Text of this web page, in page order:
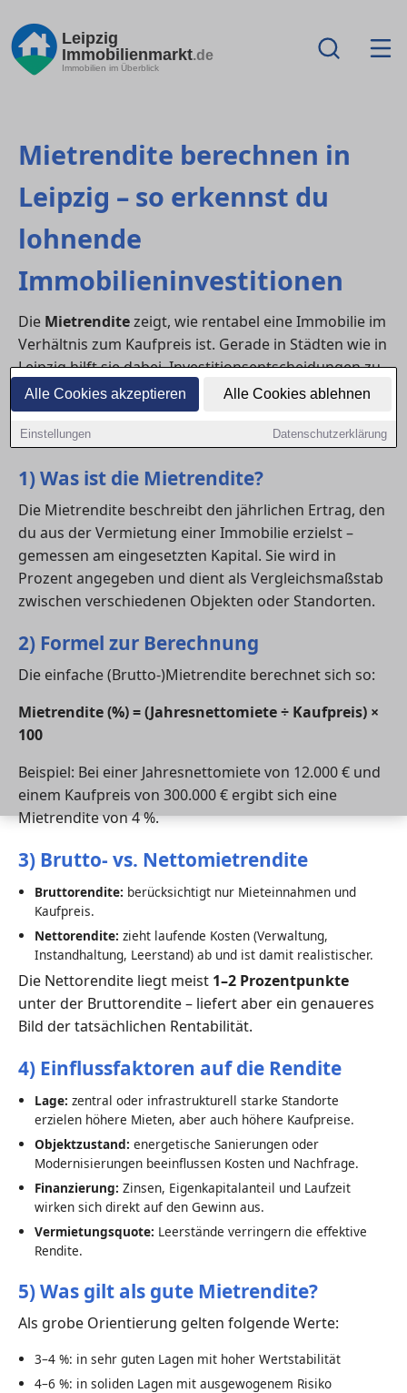
Alle Cookies akzeptieren Alle Cookies ablehnen
Einstellungen Datenschutzerklärung
Leipzig
Immobilienmarkt.de
Immobilien im Überblick
Mietrendite berechnen in
Leipzig – so erkennst du
lohnende
Immobilieninvestitionen
Die Mietrenditezeigt, wie rentabel eine Immobilie im
Verhältnis zum Kaufpreis ist. Gerade in Städten wie in
Leipzig hilft sie dabei, Investitionsentscheidungen zu
treffen und verschiedene Objekte objektiv zu
vergleichen. Hier erfährst du, wie du die Rendite
berechnest und welche Werte als gut gelten.
1) Was ist die Mietrendite?
Die Mietrendite beschreibt den jährlichen Ertrag, den
du aus der Vermietung einer Immobilie erzielst –
gemessen am eingesetzten Kapital. Sie wird in
Prozent angegeben und dient als Vergleichsmaßstab
zwischen verschiedenen Objekten oder Standorten.
2) Formel zur Berechnung
Die einfache (Brutto-)Mietrendite berechnet sich so:
Mietrendite (%) = (Jahresnettomiete ÷ Kaufpreis) ×
100
Beispiel: Bei einer Jahresnettomiete von 12.000 € und
einem Kaufpreis von 300.000 € ergibt sich eine
Mietrendite von 4 %.
3) Brutto- vs. Nettomietrendite
Bruttorendite: berücksichtigt nur Mieteinnahmen und
Kaufpreis.
Nettorendite: zieht laufende Kosten (Verwaltung,
Instandhaltung, Leerstand) ab und ist damit realistischer.
Die Nettorendite liegt meist 1–2 Prozentpunkte
unter der Bruttorendite – liefert aber ein genaueres
Bild der tatsächlichen Rentabilität.
4) Einflussfaktoren auf die Rendite
Lage: zentral oder infrastrukturell starke Standorte
erzielen höhere Mieten, aber auch höhere Kaufpreise.
Objektzustand: energetische Sanierungen oder
Modernisierungen beeinflussen Kosten und Nachfrage.
Finanzierung: Zinsen, Eigenkapitalanteil und Laufzeit
wirken sich direkt auf den Gewinn aus.
Vermietungsquote: Leerstände verringern die effektive
Rendite.
5) Was gilt als gute Mietrendite?
Als grobe Orientierung gelten folgende Werte:
3–4 %: in sehr guten Lagen mit hoher Wertstabilität
4–6 %: in soliden Lagen mit ausgewogenem Risiko